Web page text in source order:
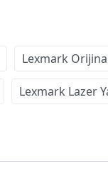
Lexmark
Lexmark Lazer